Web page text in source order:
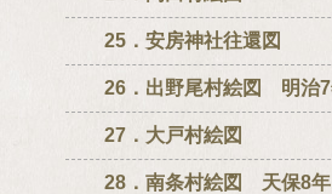
25．安房神社往還図
26．出野尾村絵図 明治7
27．大戸村絵図
28．南条村絵図 天保8年